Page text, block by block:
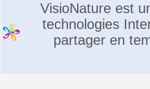
VisioNature est
technologies
partager en